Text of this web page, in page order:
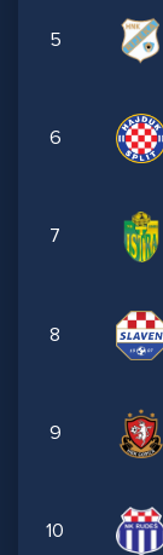
5
6
7
8
9
10